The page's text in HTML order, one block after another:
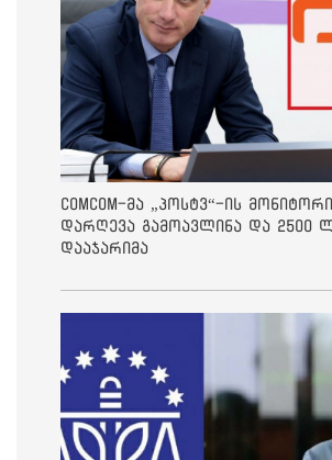
ComCom-მა „პოსტვ“-ის
დარღევა გამოავლინა და 2500
დააჯარიმა